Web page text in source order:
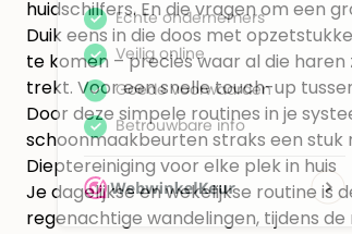
huidschilfers. En die vragen om een
Duik eens in die doos met
te komen – precies waar al die
trekt. Voor een snelle touch-up
Door deze simpele routines in je
schoonmaakbeurten straks een stuk
Dieptereiniging voor elke plek in huis
Je dagelijkse en wekelijkse routine is
regenachtige wandelingen, tijdens